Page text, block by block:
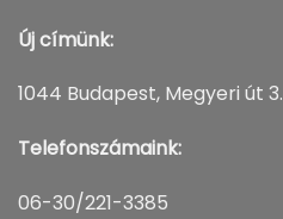
Új címünk:
1044 Budapest, Megyeri út 3.
Telefonszámaink:
06-30/221-3385